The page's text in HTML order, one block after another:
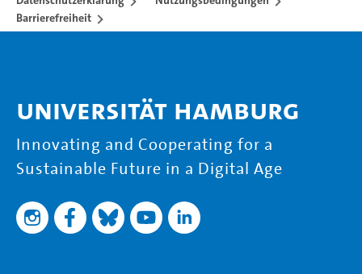
Barrierefreiheit
Universität Hamburg
Innovating and Cooperating for a
Sustainable Future in a Digital Age